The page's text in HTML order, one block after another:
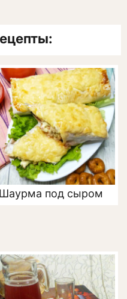
Шаурма под сыром